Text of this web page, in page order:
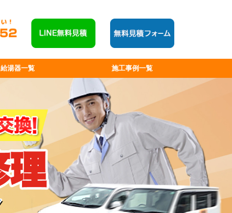
給湯器一覧 施工事例一覧